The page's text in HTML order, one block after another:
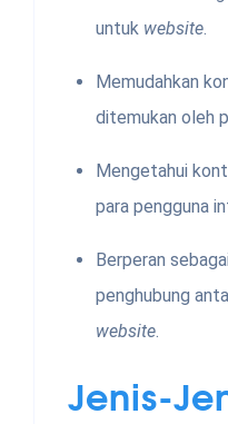
untuk website.
Memudahkan
ditemukan oleh
Mengetahui
para pengguna
Berperan
penghubung
website.
Jenis-